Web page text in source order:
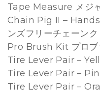
Tape Measure メジャ
Chain Pig II –
ンズフリーチェーンク
Pro Brush Kit プロブ
Tire Lever Pair –
Tire Lever Pair –
Tire Lever Pair –